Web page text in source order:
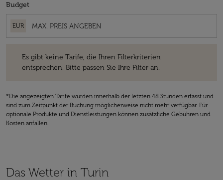
Budget
EUR
Es gibt keine Tarife, die Ihren Filterkriterien
entsprechen. Bitte passen Sie Ihre Filter an.
*Die angezeigten Tarife wurden innerhalb der letzten 48 Stunden erfasst und
sind zum Zeitpunkt der Buchung möglicherweise nicht mehr verfügbar. Für
optionale Produkte und Dienstleistungen können zusätzliche Gebühren und
Kosten anfallen.
Das Wetter in Turin